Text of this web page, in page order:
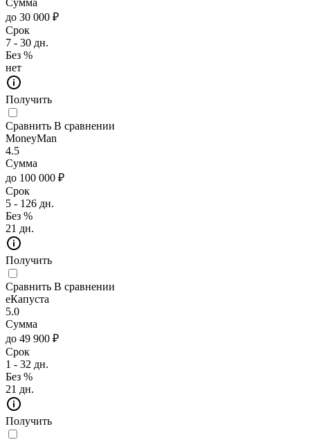
до 30 000 ₽
Срок
7 - 30 дн.
Без %
нет
Получить
Сравнить В сравнении
MoneyMan
4.5
Сумма
до 100 000 ₽
Срок
5 - 126 дн.
Без %
21 дн.
Получить
Сравнить В сравнении
еКапуста
5.0
Сумма
до 49 900 ₽
Срок
1 - 32 дн.
Без %
21 дн.
Получить